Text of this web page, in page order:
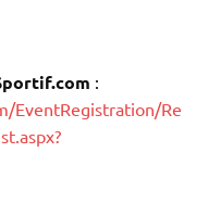
:
EventRegistration/Re